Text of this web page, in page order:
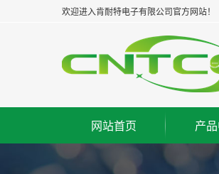
欢迎进入肯耐特电子有限公司官方网站！
网站首页
产
板